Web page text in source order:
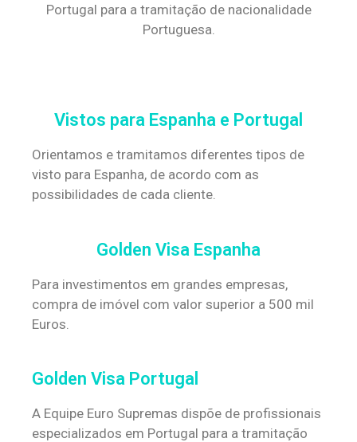
Portugal para a tramitação de nacionalidade
Portuguesa.
Vistos para Espanha e Portugal
Orientamos e tramitamos diferentes tipos de
visto para Espanha, de acordo com as
possibilidades de cada cliente.
Golden Visa Espanha
Para investimentos em grandes empresas,
compra de imóvel com valor superior a 500 mil
Euros.
Golden Visa Portugal
A Equipe Euro Supremas dispõe de profissionais
especializados em Portugal para a tramitação